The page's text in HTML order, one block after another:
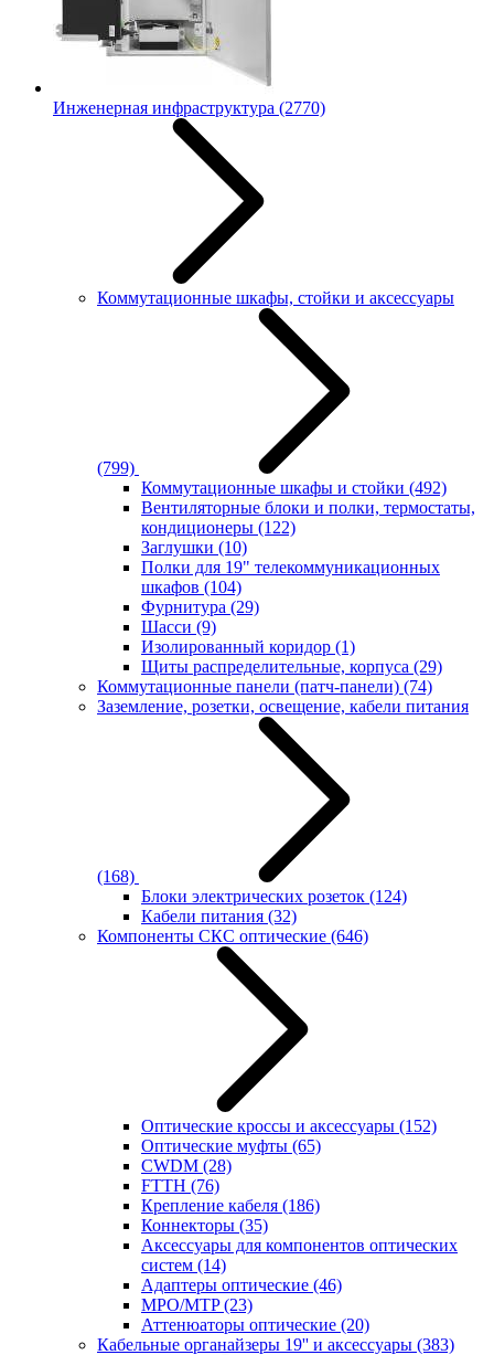
Инженерная инфраструктура (2770)
Коммутационные шкафы, стойки и аксессуары
(799)
Коммутационные шкафы и стойки (492)
Вентиляторные блоки и полки, термостаты,
кондиционеры (122)
Заглушки (10)
Полки для 19" телекоммуникационных
шкафов (104)
Фурнитура (29)
Шасси (9)
Изолированный коридор (1)
Щиты распределительные, корпуса (29)
Коммутационные панели (патч-панели) (74)
Заземление, розетки, освещение, кабели питания
(168)
Блоки электрических розеток (124)
Кабели питания (32)
Компоненты СКС оптические (646)
Оптические кроссы и аксессуары (152)
Оптические муфты (65)
CWDM (28)
FTTH (76)
Крепление кабеля (186)
Коннекторы (35)
Аксессуары для компонентов оптических
систем (14)
Адаптеры оптические (46)
MPO/MTP(23)
Аттенюаторы оптические (20)
Кабельные органайзеры 19'' и аксессуары (383)